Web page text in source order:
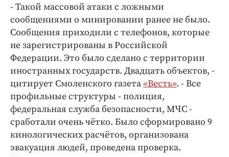
- Такой массовой атаки с ложными
сообщениями о минировании ранее не было.
Сообщения приходили с телефонов, которые
не зарегистрированы в Российской
Федерации. Это было сделано с территории
иностранных государств. Двадцать объектов, -
цитирует Смоленского газета«Весть». - Все
профильные структуры - полиция,
федеральная служба безопасности, МЧС -
сработали очень чётко. Было сформировано 9
кинологических расчётов, организована
эвакуация людей, проведена проверка.